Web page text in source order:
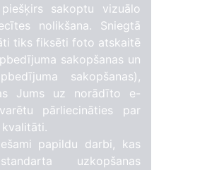
sakoptu vizuālo
nolikšana. Sniegtā
tiks fiksēti foto atskaitē
sakopšanas un
sakopšanas),
Jums uz norādīto e-
pārliecināties par
papildu darbi, kas
uzkopšanas